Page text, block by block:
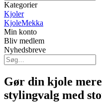
Kategorier
Kjoler
KjoleMekka
Min konto
Bliv medlem
Nyhedsbreve
Gør din kjole
stylingvalg med